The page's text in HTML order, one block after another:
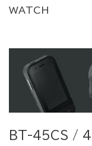
WATCH
BT-45CS /